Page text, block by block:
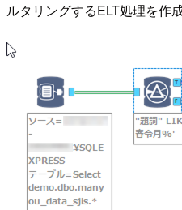
ルタリングするELT処理を作